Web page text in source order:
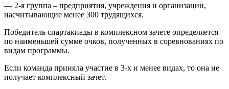
— 2-я группа – предприятия, учреждения и организации,
насчитывающие менее 300 трудящихся.
Победитель спартакиады в комплексном зачете определяется
по наименьшей сумме очков, полученных в соревнованиях по
видам программы.
Если команда приняла участие в 3-х и менее видах, то она не
получает комплексный зачет.